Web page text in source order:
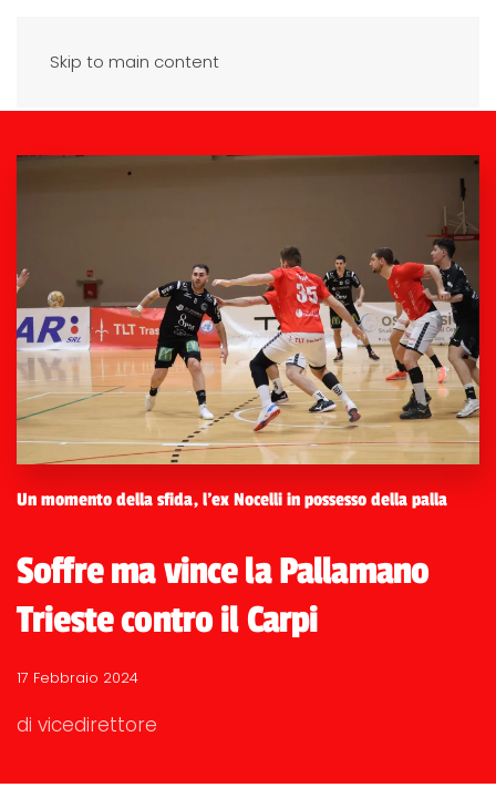
Skip to main content
Un momento della sfida, l'ex Nocelli in possesso della palla
Soffre ma vince la Pallamano
Trieste contro il Carpi
17 Febbraio 2024
di vicedirettore